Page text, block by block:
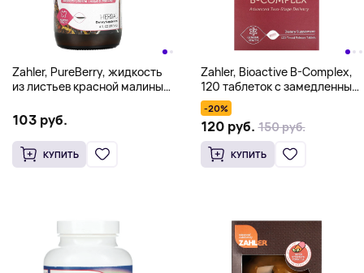
Zahler, PureBerry, жидкость
из листьев красной малины
унц.)
103 руб.
КУПИТЬ
Zahler, Bioactive B-Complex,
120 таблеток с замедленным
высвобождением
-20%
120 руб. 150 руб.
КУПИТЬ